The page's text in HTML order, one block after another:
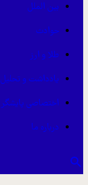
بین الملل
حوادث
طلا و ارز
یادداشت و تحلیل
اختصاصی پایشگر
درباره ما